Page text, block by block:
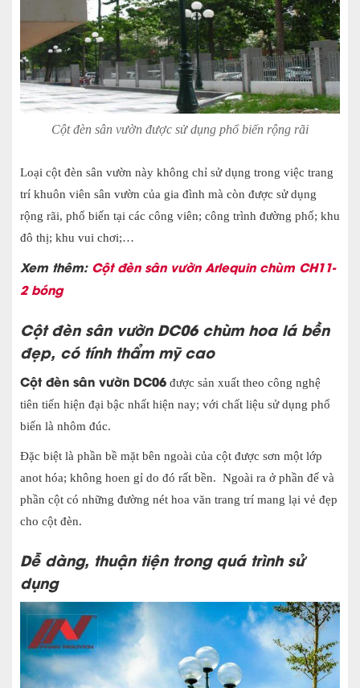
Cột đèn sân vườn được sử dụng phổ biến rộng rãi
Loại cột đèn sân vườn này không chỉ sử dụng trong việc trang
trí khuôn viên sân vườn của gia đình mà còn được sử dụng
rộng rãi, phổ biến tại các công viên; công trình đường phố; khu
đô thị; khu vui chơi;…
Xem thêm: Cột đèn sân vườn Arlequin chùm CH11-
2 bóng
Cột đèn sân vườn DC06 chùm hoa lá bền
đẹp, có tính thẩm mỹ cao
Cột đèn sân vườn DC06 được sản xuất theo công nghệ
tiên tiến hiện đại bậc nhất hiện nay; với chất liệu sử dụng phổ
biến là nhôm đúc.
Đặc biệt là phần bề mặt bên ngoài của cột được sơn một lớp
anot hóa; không hoen gỉ do đó rất bền. Ngoài ra ở phần đế và
phần cột có những đường nét hoa văn trang trí mang lại vẻ đẹp
cho cột đèn.
Dễ dàng, thuận tiện trong quá trình sử
dụng